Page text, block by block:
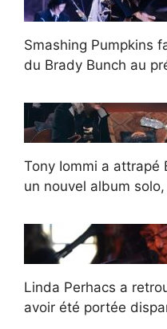
Smashing Pumpkins
du Brady Bunch au
Tony Iommi a attrapé
un nouvel album
Linda Perhacs a
avoir été portée